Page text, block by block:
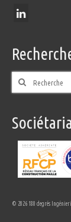
Rechercher
© 2026 180 degrés